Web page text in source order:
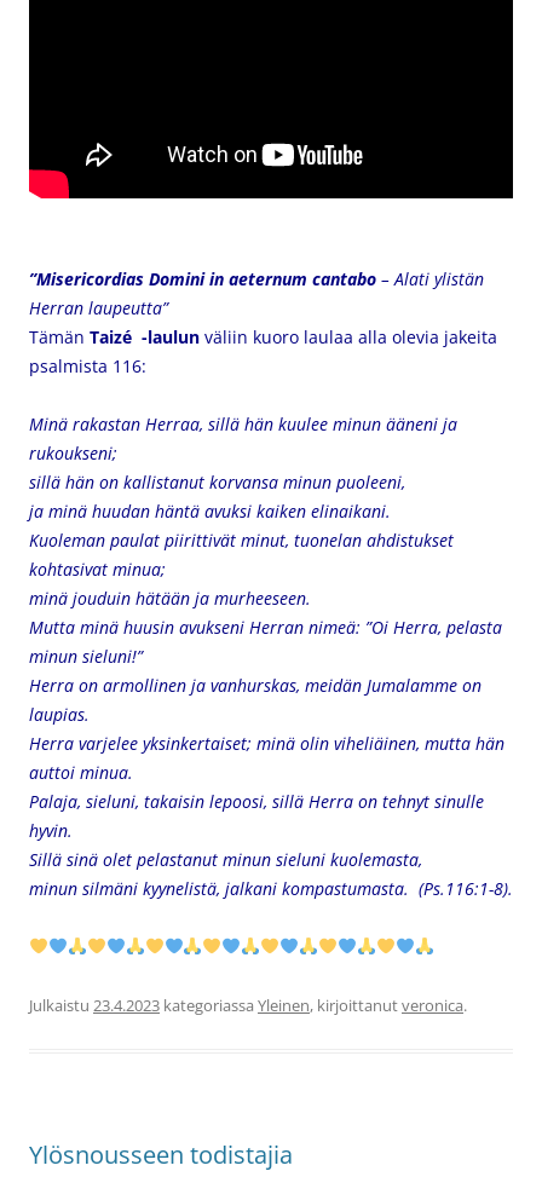
”Misericordias Domini in aeternum cantabo – Alati ylistän
Herran laupeutta”
Tämän Taizé -laulun väliin kuoro laulaa alla olevia jakeita
psalmista 116:
Minä rakastan Herraa, sillä hän kuulee minun ääneni ja
rukoukseni;
sillä hän on kallistanut korvansa minun puoleeni,
ja minä huudan häntä avuksi kaiken elinaikani.
Kuoleman paulat piirittivät minut, tuonelan ahdistukset
kohtasivat minua;
minä jouduin hätään ja murheeseen.
Mutta minä huusin avukseni Herran nimeä: ”Oi Herra, pelasta
minun sieluni!”
Herra on armollinen ja vanhurskas, meidän Jumalamme on
laupias.
Herra varjelee yksinkertaiset; minä olin viheliäinen, mutta hän
auttoi minua.
Palaja, sieluni, takaisin lepoosi, sillä Herra on tehnyt sinulle
hyvin.
Sillä sinä olet pelastanut minun sieluni kuolemasta,
minun silmäni kyynelistä, jalkani kompastumasta. (Ps.116:1-8).
Julkaistu 23.4.2023 kategoriassa Yleinen, kirjoittanutveronica.
Ylösnousseen todistajia